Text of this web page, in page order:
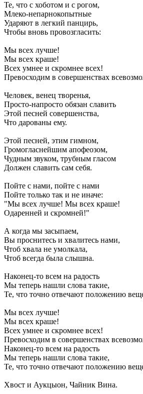
Те, что с хоботом и с рогом,
Млеко-непарнокопытные
Ударяют в легкий панцирь,
Чтобы вновь провозгласить:
Мы всех лучше!
Мы всех краше!
Всех умнее и скромнее всех!
Превосходим в совершенствах
Человек, венец творенья,
Просто-напросто обязан славить
Этой песней совершенства,
Что дарованы ему.
Этой песней, этим гимном,
Громогласнейшим апофеозом,
Чудным звуком, трубным гласом
Должен славить сам себя.
Пойте с нами, пойте с нами
Пойте только так и не иначе:
"Мы всех лучше! Мы всех краше!
Одаренней и скромней!"
А когда мы засыпаем,
Вы проснитесь и хвалитесь нами,
Чтоб хвала не умолкала,
Чтоб всегда была слышна.
Наконец-то всем на радость
Мы теперь нашли слова такие,
Те, что точно отвечают положению
Мы всех лучше!
Мы всех краше!
Всех умнее и скромнее всех!
Превосходим в совершенствах
Наконец-то всем на радость
Мы теперь нашли слова такие,
Те, что точно отвечают положению
Хвост и Аукцыон, Чайник Вина.